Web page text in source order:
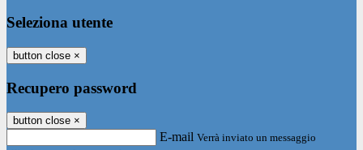
Seleziona utente
button close ×
Recupero password
button close ×
E-mail Verrà inviato un messaggio